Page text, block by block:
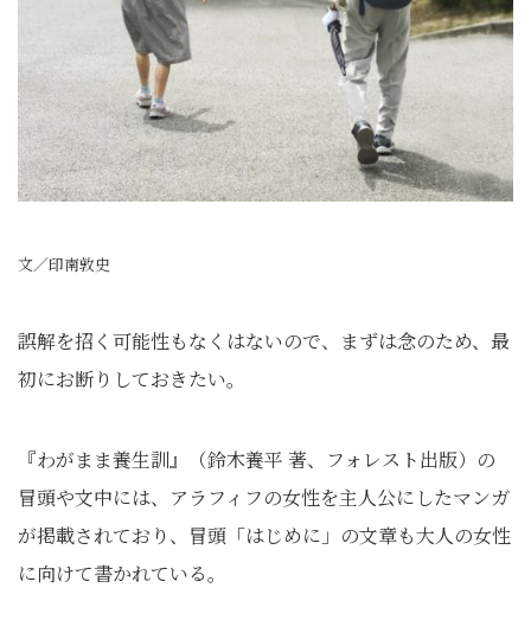
文／印南敦史
誤解を招く可能性もなくはないので、まずは念のため、最
初にお断りしておきたい。
『わがまま養生訓』（鈴木養平 著、フォレスト出版）の
冒頭や文中には、アラフィフの女性を主人公にしたマンガ
が掲載されており、冒頭「はじめに」の文章も大人の女性
に向けて書かれている。